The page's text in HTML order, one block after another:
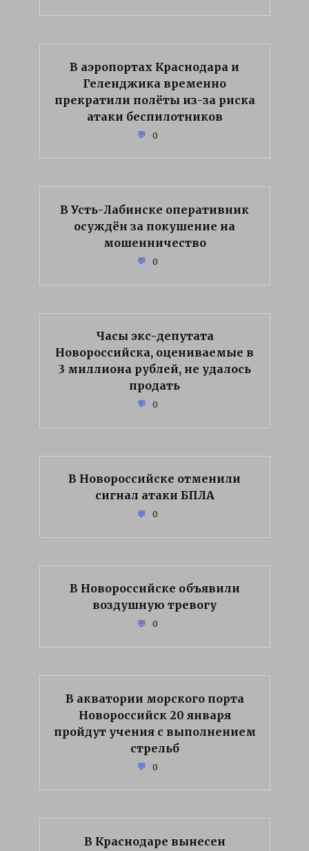
В аэропортах Краснодара и
Геленджика временно
прекратили полёты из-за риска
атаки беспилотников
0
В Усть-Лабинске оперативник
осуждён за покушение на
мошенничество
0
Часы экс-депутата
Новороссийска, оцениваемые в
3 миллиона рублей, не удалось
продать
0
В Новороссийске отменили
сигнал атаки БПЛА
0
В Новороссийске объявили
воздушную тревогу
0
В акватории морского порта
Новороссийск 20 января
пройдут учения с выполнением
стрельб
0
В Краснодаре вынесен